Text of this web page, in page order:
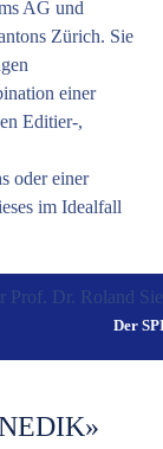
AG und
Zürich. Sie
einer
Editier-,
oder einer
im Idealfall
Der